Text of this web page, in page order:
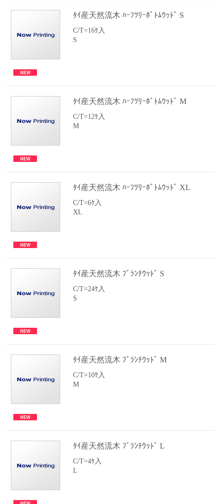
ﾀｲ産天然流木 ﾊｰﾌﾂﾘｰﾎﾞﾄﾑｳｯﾄﾞ S
C/T=16ｹ入
S
ﾀｲ産天然流木 ﾊｰﾌﾂﾘｰﾎﾞﾄﾑｳｯﾄﾞ M
C/T=12ｹ入
M
ﾀｲ産天然流木 ﾊｰﾌﾂﾘｰﾎﾞﾄﾑｳｯﾄﾞ XL
C/T=6ｹ入
XL
ﾀｲ産天然流木 ﾌﾞﾗﾝﾁｳｯﾄﾞ S
C/T=24ｹ入
S
ﾀｲ産天然流木 ﾌﾞﾗﾝﾁｳｯﾄﾞ M
C/T=10ｹ入
M
ﾀｲ産天然流木 ﾌﾞﾗﾝﾁｳｯﾄﾞ L
C/T=4ｹ入
L